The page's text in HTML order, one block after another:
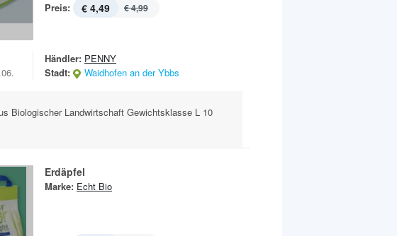
Preis: € 4,49 € 4,99
Händler: PENNY
Stadt:
Waidhofen an der Ybbs
Biologischer Landwirtschaft Gewichtsklasse L 10
Erdäpfel
Marke: Echt Bio